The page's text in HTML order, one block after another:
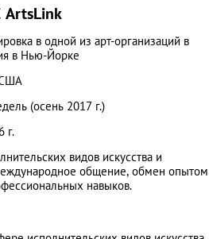
ArtsLink
в одной из арт-организаций в
в Нью-Йорке
США
(осень 2017 г.)
г.
видов искусства и
общение, обмен опытом
навыков.